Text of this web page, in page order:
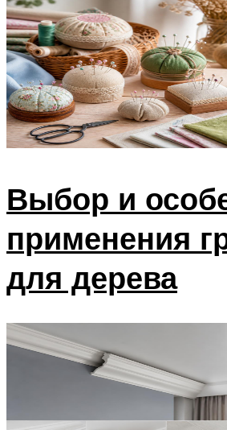
Выбор и
применения
для дерева